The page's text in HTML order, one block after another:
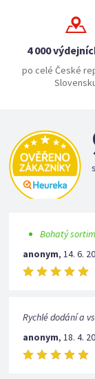
4 000
po celé České
Bohatý
anonym,14. 6.
Rychlé dodání a
anonym,18. 4.